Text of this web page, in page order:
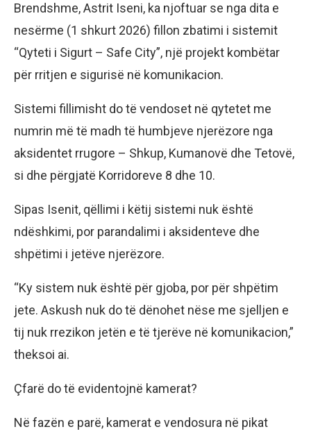
Brendshme, Astrit Iseni, ka njoftuar se nga dita e
nesërme (1 shkurt 2026) fillon zbatimi i sistemit
“Qyteti i Sigurt – Safe City”, një projekt kombëtar
për rritjen e sigurisë në komunikacion.
Sistemi fillimisht do të vendoset në qytetet me
numrin më të madh të humbjeve njerëzore nga
aksidentet rrugore – Shkup, Kumanovë dhe Tetovë,
si dhe përgjatë Korridoreve 8 dhe 10.
Sipas Isenit, qëllimi i këtij sistemi nuk është
ndëshkimi, por parandalimi i aksidenteve dhe
shpëtimi i jetëve njerëzore.
“Ky sistem nuk është për gjoba, por për shpëtim
jete. Askush nuk do të dënohet nëse me sjelljen e
tij nuk rrezikon jetën e të tjerëve në komunikacion,”
theksoi ai.
Çfarë do të evidentojnë kamerat?
Në fazën e parë, kamerat e vendosura në pikat